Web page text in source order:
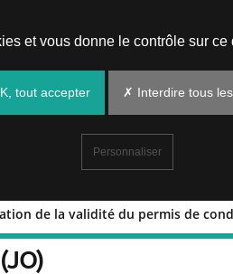
de la validité du permis de
consultation de
et vous donne le contrôle sur
tout accepter ✗ Interdire tous
Personnaliser